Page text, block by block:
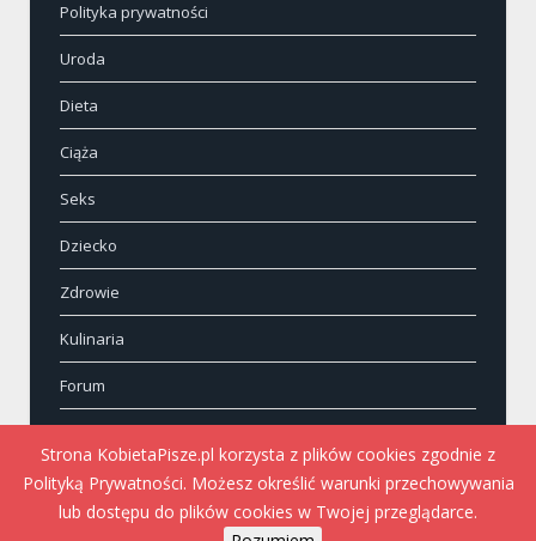
Strona KobietaPisze.pl korzysta z plików cookies zgodnie z
Polityką Prywatności. Możesz określić warunki przechowywania
lub dostępu do plików cookies w Twojej przeglądarce.
Polityka prywatności
Uroda
Dieta
Ciąża
Seks
Dziecko
Zdrowie
Kulinaria
Forum